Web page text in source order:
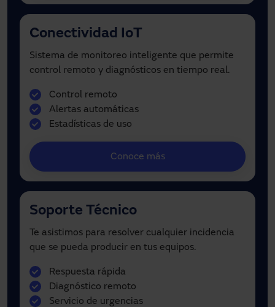
Conectividad IoT
Sistema de monitoreo inteligente que permite
control remoto y diagnósticos en tiempo real.
Control remoto
Alertas automáticas
Estadísticas de uso
Conoce más
Soporte Técnico
Te asistimos para resolver cualquier incidencia
que se pueda producir en tus equipos.
Respuesta rápida
Diagnóstico remoto
Servicio de urgencias